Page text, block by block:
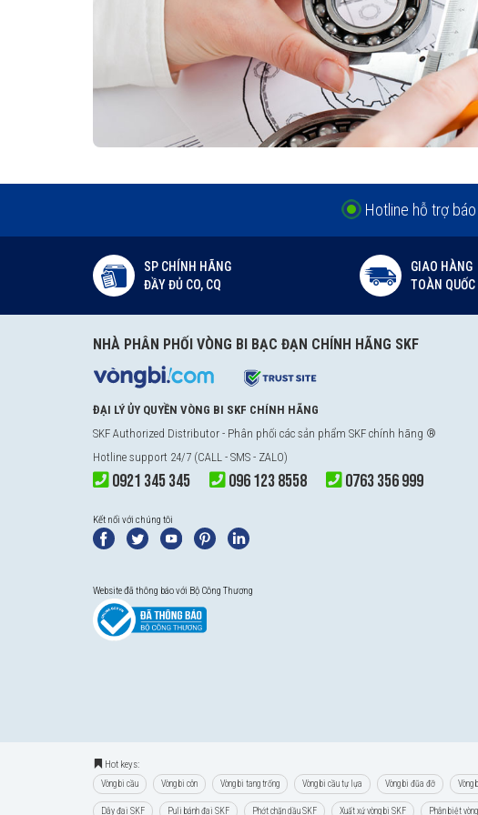
Đại lý ủy quyền SKF chính hãng - SKF Authorized Distributor
Hotline hỗ trợ 24/7
0921 345 345 096 123 8558
Hotline hỗ trợ
SP CHÍNH HÃNG
ĐẦY ĐỦ CO, CQ
GIAO HÀNG
TOÀN
NHÀ PHÂN PHỐI VÒNG BI BẠC ĐẠN CHÍNH HÃNG SKF
ĐẠI LÝ ỦY QUYỀN VÒNG BI SKF CHÍNH HÃNG
SKF Authorized Distributor - Phân phối các sản phẩm SKF chính hãng ®
Hotline support 24/7 (CALL - SMS - ZALO)
0921 345 345 096 123 8558 0763 356 999
Kết nối với chúng tôi
Website đã thông báo với Bộ Công Thương
Hot keys:
Vòng bi cầu Vòng bi côn Vòng bi tang trống Vòng bi cầu tự lựa Vòng bi đũa đỡ Vòng
Dây đai SKF Puli bánh đai SKF Phớt chặn dầu SKF Xuất xứ vòng bi SKF Phân biệt